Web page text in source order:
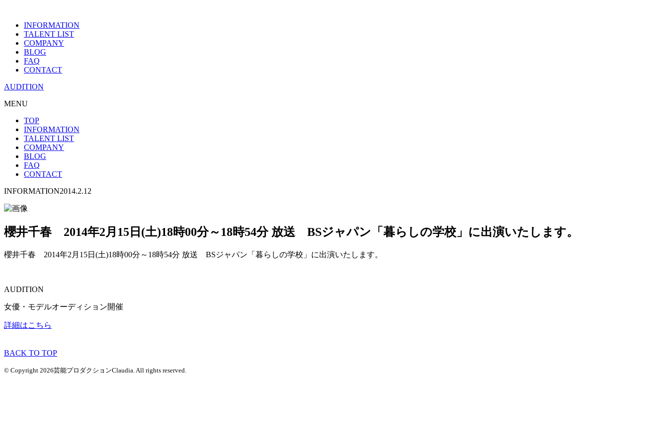
INFORMATION
TALENT LIST
COMPANY
BLOG
FAQ
CONTACT
AUDITION
MENU
TOP
INFORMATION
TALENT LIST
COMPANY
BLOG
FAQ
CONTACT
INFORMATION2014.2.12
櫻井千春 2014年2月15日(土)18時00分～18時54分 放送 BSジャパン「暮らしの学校」に出演いたします。
櫻井千春 2014年2月15日(土)18時00分～18時54分 放送 BSジャパン「暮らしの学校」に出演いたします。
AUDITION
女優・モデルオーディション開催
詳細はこちら
BACK TO TOP
© Copyright 2026芸能プロダクションClaudia. All rights reserved.